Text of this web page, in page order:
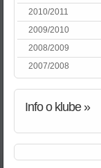
2010/2011
2009/2010
2008/2009
2007/2008
Infoo klube »